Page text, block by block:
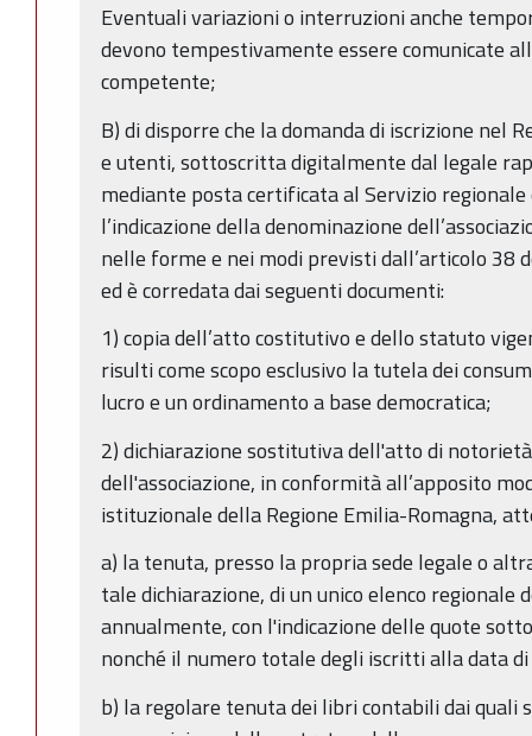
Eventuali variazioni o interruzioni anche
devono tempestivamente essere comunicate
competente;
B) di disporre che la domanda di iscrizione nel
e utenti, sottoscritta digitalmente dal legale
mediante posta certificata al Servizio
l’indicazione della denominazione
nelle forme e nei modi previsti dall’articolo 38
ed è corredata dai seguenti documenti:
1) copia dell’atto costitutivo e dello statuto
risulti come scopo esclusivo la tutela dei
lucro e un ordinamento a base democratica;
2) dichiarazione sostitutiva dell'atto di
dell'associazione, in conformità all’apposito
istituzionale della Regione Emilia-Romagna,
a) la tenuta, presso la propria sede legale o
tale dichiarazione, di un unico elenco regionale
annualmente, con l'indicazione delle quote
nonché il numero totale degli iscritti alla data
b) la regolare tenuta dei libri contabili dai quali